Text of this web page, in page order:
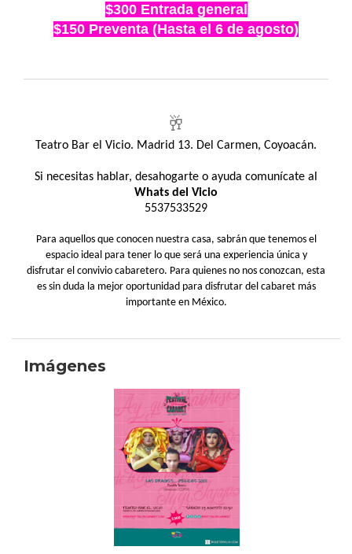
$300 Entrada general
$150 Preventa (Hasta el 6 de agosto)
🥂
Teatro Bar el Vicio. Madrid 13. Del Carmen, Coyoacán.
Si necesitas hablar, desahogarte o ayuda comunícate al
Whats del Vicio
5537533529
Para aquellos que conocen nuestra casa, sabrán que tenemos el
espacio ideal para tener lo que será una experiencia única y
disfrutar el convivio cabaretero. Para quienes no nos conozcan, esta
es sin duda la mejor oportunidad para disfrutar del cabaret más
importante en México.
Imágenes